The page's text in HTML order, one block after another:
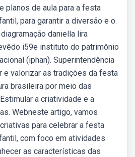
planos de aula para a festa
para garantir a diversão e o.
daniella lira
i59e instituto do patrimônio
(iphan). Superintendência
e valorizar as tradições da festa
brasileira por meio das
a criatividade e a
Webneste artigo, vamos
para celebrar a festa
com foco em atividades
as características das